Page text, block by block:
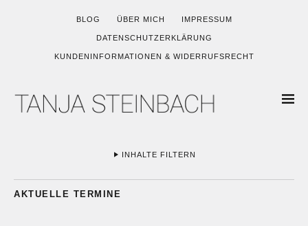
BLOG ÜBER MICH IMPRESSUM
DATENSCHUTZERKLÄRUNG
KUNDENINFORMATIONEN & WIDERRUFSRECHT
INHALTE FILTERN
AKTUELLE TERMINE